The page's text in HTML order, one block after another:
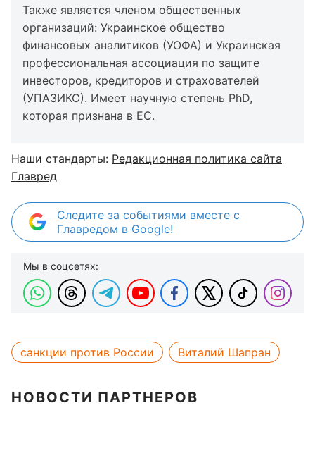
Также является членом общественных
организаций: Украинское общество
финансовых аналитиков (УОФА) и Украинская
профессиональная ассоциация по защите
инвесторов, кредиторов и страхователей
(УПАЗИКС). Имеет научную степень PhD,
которая признана в ЕС.
Наши стандарты: Редакционная политика сайта
Главред
Следите за событиями вместе с
Главредом в Google!
Мы в соцсетях:
санкции против России Виталий Шапран
НОВОСТИ ПАРТНЕРОВ